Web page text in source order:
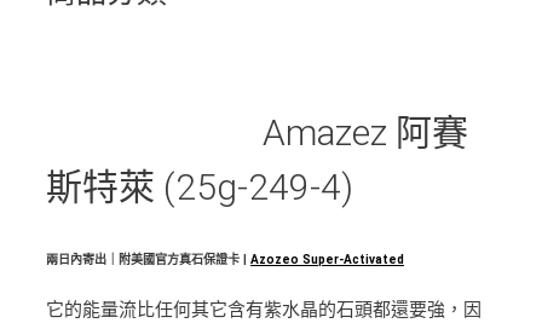
Amazez 阿賽
斯特萊 (25g-249-4)
兩日內寄出｜附美國官方真石保證卡 | Azozeo Super-Activated
它的能量流比任何其它含有紫水晶的石頭都還要強，因